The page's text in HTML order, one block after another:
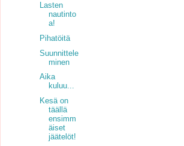
Lasten
nautinto
a!
Pihatöitä
Suunnittele
minen
Aika
kuluu...
Kesä on
täällä
ensimm
äiset
jäätelöt!